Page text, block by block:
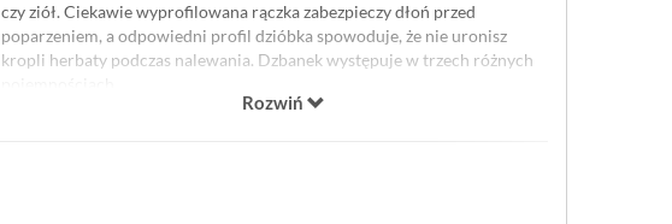
czy ziół. Ciekawie wyprofilowana rączka zabezpieczy dłoń przed
poparzeniem, a odpowiedni profil dzióbka spowoduje, że nie uronisz
kropli herbaty podczas nalewania. Dzbanek występuje w trzech różnych
Rozwiń